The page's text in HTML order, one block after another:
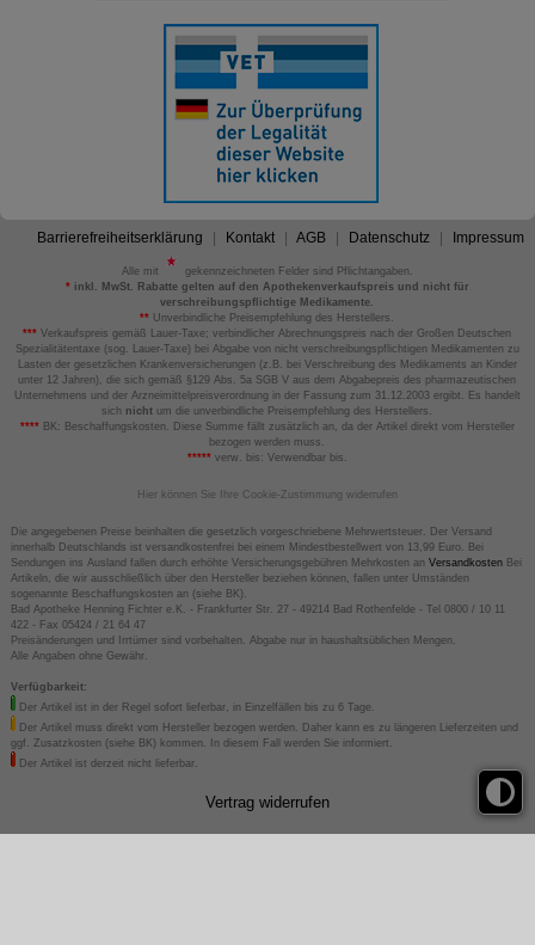
Barrierefreiheitserklärung Kontakt AGB Datenschutz Impressum
Alle mit
gekennzeichneten Felder sind Pflichtangaben.
*inkl. MwSt. Rabatte gelten auf den Apothekenverkaufspreis und nicht für
verschreibungspflichtige Medikamente.
** Unverbindliche Preisempfehlung des Herstellers.
*** Verkaufspreis gemäß Lauer-Taxe; verbindlicher Abrechnungspreis nach der Großen Deutschen
Spezialitätentaxe (sog. Lauer-Taxe) bei Abgabe von nicht verschreibungspflichtigen Medikamenten zu
Lasten der gesetzlichen Krankenversicherungen (z.B. bei Verschreibung des Medikaments an Kinder
unter 12 Jahren), die sich gemäß §129 Abs. 5a SGB V aus dem Abgabepreis des pharmazeutischen
Unternehmens und der Arzneimittelpreisverordnung in der Fassung zum 31.12.2003 ergibt. Es handelt
sich nicht um die unverbindliche Preisempfehlung des Herstellers.
****BK: Beschaffungskosten. Diese Summe fällt zusätzlich an, da der Artikel direkt vom Hersteller
bezogen werden muss.
*****verw. bis: Verwendbar bis.
Hier können Sie Ihre Cookie-Zustimmung widerrufen
Die angegebenen Preise beinhalten die gesetzlich vorgeschriebene Mehrwertsteuer. Der Versand
innerhalb Deutschlands ist versandkostenfrei bei einem Mindestbestellwert von 13,99 Euro. Bei
Sendungen ins Ausland fallen durch erhöhte Versicherungsgebühren Mehrkosten an VersandkostenBei
Artikeln, die wir ausschließlich über den Hersteller beziehen können, fallen unter Umständen
sogenannte Beschaffungskosten an (siehe BK).
Bad Apotheke Henning Fichter e.K. - Frankfurter Str. 27 - 49214 Bad Rothenfelde - Tel 0800 / 10 11
422 - Fax 05424 / 21 64 47
Preisänderungen und Irrtümer sind vorbehalten. Abgabe nur in haushaltsüblichen Mengen.
Alle Angaben ohne Gewähr.
Verfügbarkeit:
Der Artikel ist in der Regel sofort lieferbar, in Einzelfällen bis zu 6 Tage.
Der Artikel muss direkt vom Hersteller bezogen werden. Daher kann es zu längeren Lieferzeiten und
ggf. Zusatzkosten (siehe BK) kommen. In diesem Fall werden Sie informiert.
Der Artikel ist derzeit nicht lieferbar.
Vertrag widerrufen